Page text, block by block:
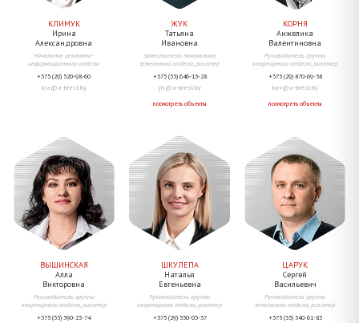
КЛИМУК
Ирина
Александровна
Начальник рекламно-
информационного отдела
+375 (29) 520-98-60
kia@a-brest.by
ЖУК
Татьяна
Ивановна
Заместитель начальника
земельного отдела, риэлтер
+375 (33) 646-15-28
jti@a-brest.by
посмотреть объекты
КОРНЯ
Анжелика
Валентиновна
Руководитель группы
квартирного отдела, риэлтер
+375 (29) 870-69-58
kav@a-brest.by
посмотреть объекты
ВЫШИНСКАЯ
Алла
Викторовна
Руководитель группы
квартирного отдела, риэлтер
+375 (33) 390-23-74
ШКУЛЕПА
Наталья
Евгеньевна
Руководитель группы
квартирного отдела, риэлтер
+375 (29) 530-03-37
ЦАРУК
Сергей
Васильевич
Руководитель группы
земельного отдела, риэлтер
+375 (33) 340-61-83